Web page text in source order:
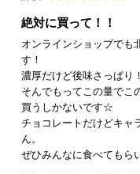
絶対に買って！！
オンラインショップでも
す！
濃厚だけど後味さっぱり！
そんでもってこの量でこ
買うしかないです☆
チョコレートだけどキャ
ん。
ぜひみんなに食べてもら